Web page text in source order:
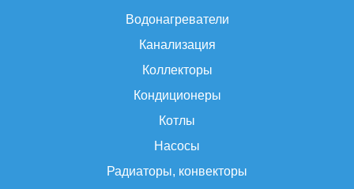
Водонагреватели
Канализация
Коллекторы
Кондиционеры
Котлы
Насосы
Радиаторы, конвекторы